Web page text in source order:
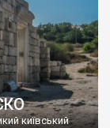
київський